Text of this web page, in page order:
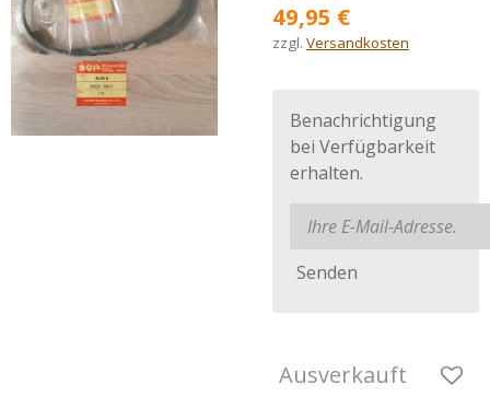
49,95 €
zzgl. Versandkosten
Benachrichtigung
bei Verfügbarkeit
erhalten.
Senden
Ausverkauft